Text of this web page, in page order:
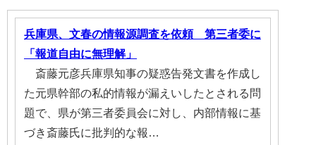
兵庫県、文春の情報源調査を依頼 第三者委に
「報道自由に無理解」
斎藤元彦兵庫県知事の疑惑告発文書を作成し
た元県幹部の私的情報が漏えいしたとされる問
題で、県が第三者委員会に対し、内部情報に基
づき斎藤氏に批判的な報…